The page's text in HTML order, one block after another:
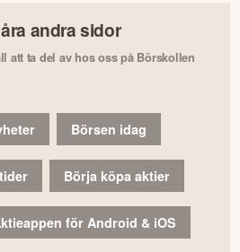
andra sidor
att ta del av hos oss på Börskollen
Börsen idag
Börja köpa aktier
för Android & iOS